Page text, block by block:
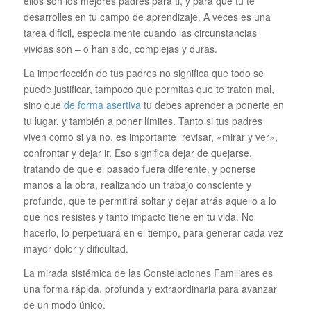
desarrolles en tu campo de aprendizaje. A veces es una
tarea difícil, especialmente cuando las circunstancias
vividas son – o han sido, complejas y duras.
La imperfección de tus padres no significa que todo se
puede justificar, tampoco que permitas que te traten mal,
sino que de forma asertivatu debes aprender a ponerte en
tu lugar, y también a poner límites. Tanto si tus padres
viven como si ya no, es importante revisar, «mirar y ver»,
confrontar y dejar ir. Eso significa dejar de quejarse,
tratando de que el pasado fuera diferente, y ponerse
manos a la obra, realizando un trabajo consciente y
profundo, que te permitirá soltar y dejar atrás aquello a lo
que nos resistes y tanto impacto tiene en tu vida. No
hacerlo, lo perpetuará en el tiempo, para generar cada vez
mayor dolor y dificultad.
La mirada sistémica de las Constelaciones Familiares es
una forma rápida, profunda y extraordinaria para avanzar
de un modo único.